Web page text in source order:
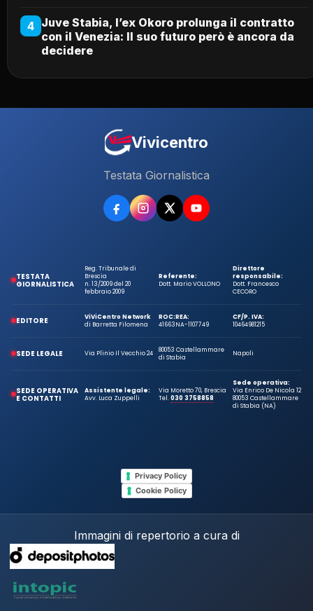
4 Juve Stabia, l’ex Okoro prolunga il contratto
con il Venezia: Il suo futuro però è ancora da
decidere
Vivicentro
Testata Giornalistica
TESTATA
GIORNALISTICA
Reg. Tribunale di
Brescia
n. 13/2009 del 20
febbraio 2009
Referente:
Dott. Mario VOLLONO
Direttore
responsabile:
Dott. Francesco
CECORO
EDITORE
ViViCentro Network
di Barretta Filomena
ROC:
41663
REA:
NA-1107749
CF/P. IVA:
10464981215
SEDE LEGALE Via Plinio Il Vecchio 24
80053 Castellammare
di Stabia
Napoli
SEDE OPERATIVA
E CONTATTI
Assistente legale:
Avv. Luca Zuppelli
Via Moretto 70, Brescia
Tel.030 3758858
Sede operativa:
Via Enrico De Nicola 12
80053 Castellammare
di Stabia (NA)
Privacy Policy
Cookie Policy
Immagini di repertorio a cura di